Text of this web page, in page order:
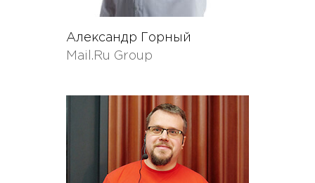
Александр Горный
Mail.Ru Group